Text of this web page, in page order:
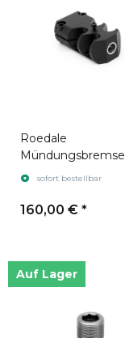
Roedale
Mündungsbremse
(Gewinde) M15x1
sofort bestellbar
160,00 € *
Auf Lager